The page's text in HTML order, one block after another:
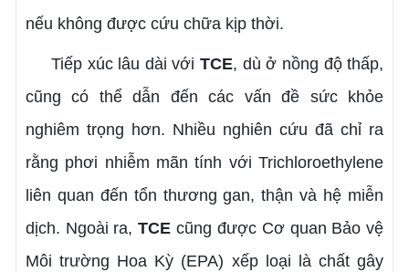
nếu không được cứu chữa kịp thời.
Tiếp xúc lâu dài vớiTCE, dù ở nồng độ thấp,
cũng có thể dẫn đến các vấn đề sức khỏe
nghiêm trọng hơn. Nhiều nghiên cứu đã chỉ ra
rằng phơi nhiễm mãn tính với Trichloroethylene
liên quan đến tổn thương gan, thận và hệ miễn
dịch. Ngoài ra,TCEcũng được Cơ quan Bảo vệ
Môi trường Hoa Kỳ (EPA) xếp loại là chất gây